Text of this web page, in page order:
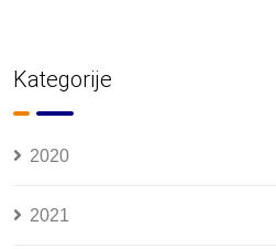
Kategorije
2020
2021